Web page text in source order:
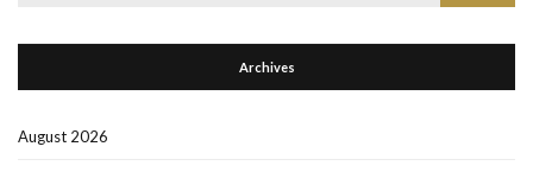
Archives
August 2026